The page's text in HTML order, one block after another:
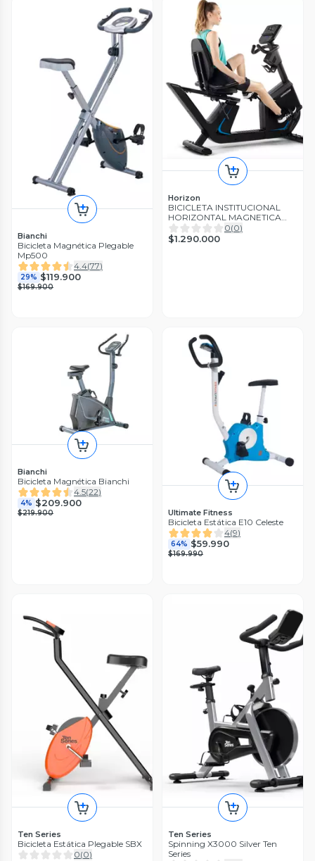
Bianchi
Bicicleta Magnética Plegable
Mp500
4.4(77)
29% $119.900
$169.900
Horizon
BICICLETA INSTITUCIONAL
HORIZONTAL MAGNETICA
5.0R CON PROGRAMAS
0(0)
$1.290.000
Bianchi
Bicicleta Magnética Bianchi
4.5(22)
4% $209.900
$219.900 Ultimate Fitness
Bicicleta Estática E10 Celeste
4(9)
64% $59.990
$169.990
Ten Series
Bicicleta Estática Plegable SBX
0(0)
Ten Series
Spinning X3000 Silver Ten
Series